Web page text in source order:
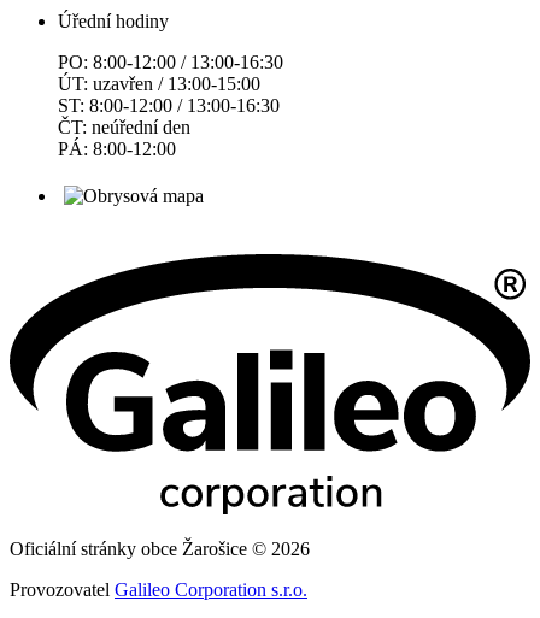
Úřední hodiny
PO: 8:00-12:00 / 13:00-16:30
ÚT: uzavřen / 13:00-15:00
ST: 8:00-12:00 / 13:00-16:30
ČT: neúřední den
PÁ: 8:00-12:00
Oficiální stránky obce Žarošice © 2026
Provozovatel Galileo Corporation s.r.o.